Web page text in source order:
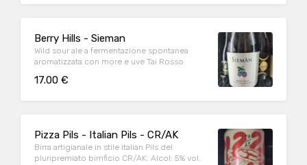
Berry Hills - Sieman
Wild sour ale a fermentazione spontanea
aromatizzata con more e uve Tai Rosso
17.00 €
Pizza Pils - Italian Pils - CR/AK
Birra artigianale in stile italian Pils del
pluripremiato birrificio CR/AK. Alcol: 5% vol.